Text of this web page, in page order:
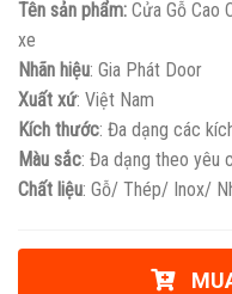
Tên sản phẩm: Cửa Gỗ Cao
xe
Nhãn hiệu: Gia Phát Door
Xuất xứ: Việt Nam
Kích thước: Đa dạng các
Màu sắc: Đa dạng theo yêu
Chất liệu: Gỗ/ Thép/ Inox/